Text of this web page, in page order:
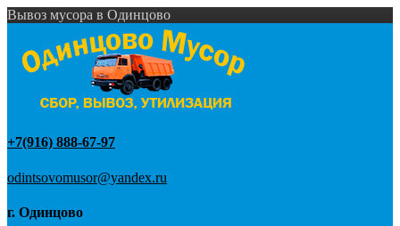
Вывоз мусора в Одинцово
+7(916) 888-67-97
odintsovomusor@yandex.ru
г. Одинцово